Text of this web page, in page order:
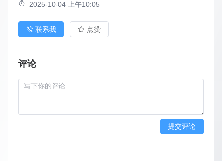
2025-10-04 上午10:05
联系我 点赞
评论
提交评论